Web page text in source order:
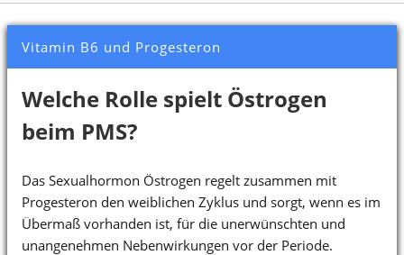
Vitamin B6 und Progesteron
Welche Rolle spielt Östrogen
beim PMS?
Das Sexualhormon Östrogen regelt zusammen mit
Progesteron den weiblichen Zyklus und sorgt, wenn es im
Übermaß vorhanden ist, für die unerwünschten und
unangenehmen Nebenwirkungen vor der Periode.